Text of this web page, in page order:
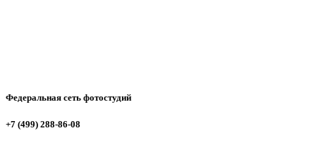
Федеральная сеть фотостудий
+7 (499) 288-86-08